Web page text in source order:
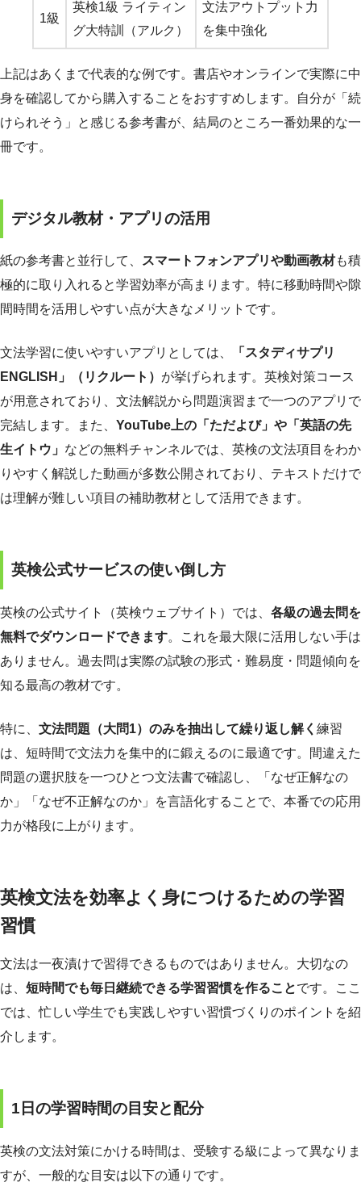
1級
英検1級 ライティン
グ大特訓（アルク）
文法アウトプット力
を集中強化
上記はあくまで代表的な例です。書店やオンラインで実際に中
身を確認してから購入することをおすすめします。自分が「続
けられそう」と感じる参考書が、結局のところ一番効果的な一
冊です。
デジタル教材・アプリの活用
紙の参考書と並行して、 スマートフォンアプリや動画教材も積
極的に取り入れると学習効率が高まります。特に移動時間や隙
間時間を活用しやすい点が大きなメリットです。
文法学習に使いやすいアプリとしては、
「スタディサプリ
ENGLISH」（リクルート） が挙げられます。英検対策コース
が用意されており、文法解説から問題演習まで一つのアプリで
完結します。また、 YouTube上の「ただよび」や「英語の先
生イトウ」 などの無料チャンネルでは、英検の文法項目をわか
りやすく解説した動画が多数公開されており、テキストだけで
は理解が難しい項目の補助教材として活用できます。
英検公式サービスの使い倒し方
英検の公式サイト（英検ウェブサイト）では、 各級の過去問を
無料でダウンロードできます。これを最大限に活用しない手は
ありません。過去問は実際の試験の形式・難易度・問題傾向を
知る最高の教材です。
特に、 文法問題（大問1）のみを抽出して繰り返し解く 練習
は、短時間で文法力を集中的に鍛えるのに最適です。間違えた
問題の選択肢を一つひとつ文法書で確認し、「なぜ正解なの
か」「なぜ不正解なのか」を言語化することで、本番での応用
力が格段に上がります。
英検文法を効率よく身につけるための学習
習慣
文法は一夜漬けで習得できるものではありません。大切なの
は、 短時間でも毎日継続できる学習習慣を作ることです。ここ
では、忙しい学生でも実践しやすい習慣づくりのポイントを紹
介します。
1日の学習時間の目安と配分
英検の文法対策にかける時間は、受験する級によって異なりま
すが、一般的な目安は以下の通りです。